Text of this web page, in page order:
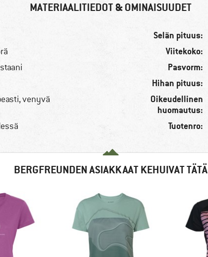
MATERIAALITIEDOT & OMINAISUUDET
venyvä
Selän pituus:
Viitekoko:
Pasvorm:
Hihan pituus:
Oikeudellinen
huomautus:
Tuotenro:
BERGFREUNDEN ASIAKKAAT KEHUIVAT TÄTÄ